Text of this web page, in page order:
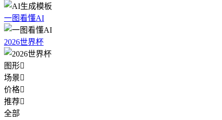
一图看懂AI
2026世界杯
图形
场景
价格
推荐
全部